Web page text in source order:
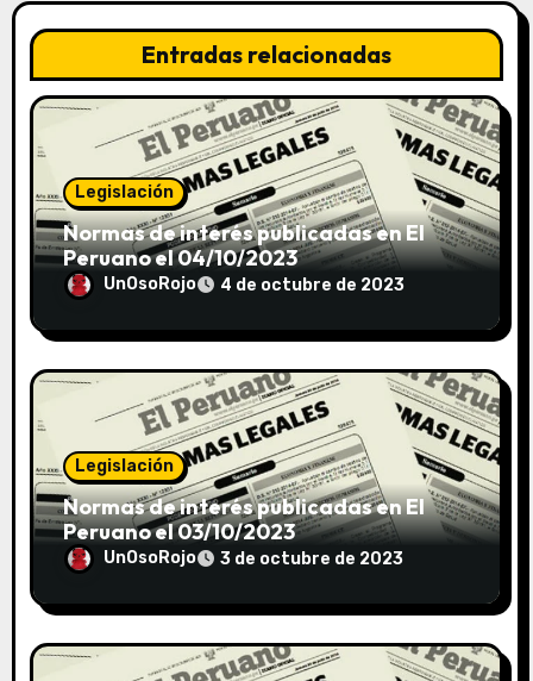
Entradas relacionadas
Legislación
Normas de interés publicadas en El
Peruano el 04/10/2023
UnOsoRojo 4 de octubre de 2023
Legislación
Normas de interés publicadas en El
Peruano el 03/10/2023
UnOsoRojo 3 de octubre de 2023